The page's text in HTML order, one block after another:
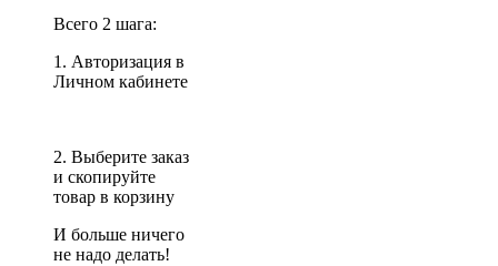
Всего 2 шага:
1. Авторизация в
Личном кабинете
2. Выберите заказ
и скопируйте
товар в корзину
И больше ничего
не надо делать!